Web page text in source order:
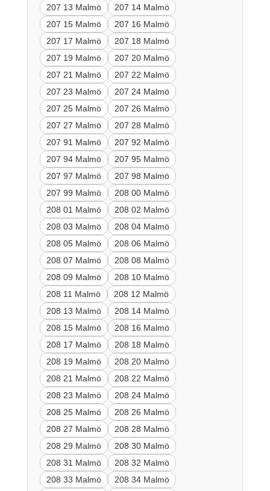
207 13 Malmö
207 14 Malmö
207 15 Malmö
207 16 Malmö
207 17 Malmö
207 18 Malmö
207 19 Malmö
207 20 Malmö
207 21 Malmö
207 22 Malmö
207 23 Malmö
207 24 Malmö
207 25 Malmö
207 26 Malmö
207 27 Malmö
207 28 Malmö
207 91 Malmö
207 92 Malmö
207 94 Malmö
207 95 Malmö
207 97 Malmö
207 98 Malmö
207 99 Malmö
208 00 Malmö
208 01 Malmö
208 02 Malmö
208 03 Malmö
208 04 Malmö
208 05 Malmö
208 06 Malmö
208 07 Malmö
208 08 Malmö
208 09 Malmö
208 10 Malmö
208 11 Malmö
208 12 Malmö
208 13 Malmö
208 14 Malmö
208 15 Malmö
208 16 Malmö
208 17 Malmö
208 18 Malmö
208 19 Malmö
208 20 Malmö
208 21 Malmö
208 22 Malmö
208 23 Malmö
208 24 Malmö
208 25 Malmö
208 26 Malmö
208 27 Malmö
208 28 Malmö
208 29 Malmö
208 30 Malmö
208 31 Malmö
208 32 Malmö
208 33 Malmö
208 34 Malmö